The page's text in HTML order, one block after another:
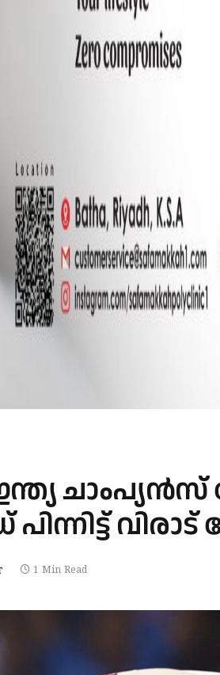
ചാംപ്യൻസ്
വിരാട്
1 Min Read